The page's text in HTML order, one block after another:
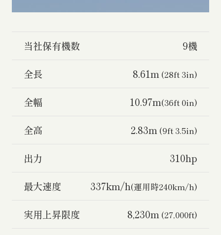
当社保有機数 9機
全長 8.61m (28ft 3in)
全幅 10.97m(36ft 0in)
全高 2.83m (9ft 3.5in)
出力 310hp
最大速度 337km/h(運用時240km/h)
実用上昇限度 8,230m (27,000ft)